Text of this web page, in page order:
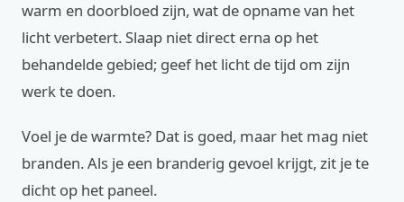
warm en doorbloed zijn, wat de opname van het
licht verbetert. Slaap niet direct erna op het
behandelde gebied; geef het licht de tijd om zijn
werk te doen.
Voel je de warmte? Dat is goed, maar het mag niet
branden. Als je een branderig gevoel krijgt, zit je te
dicht op het paneel.